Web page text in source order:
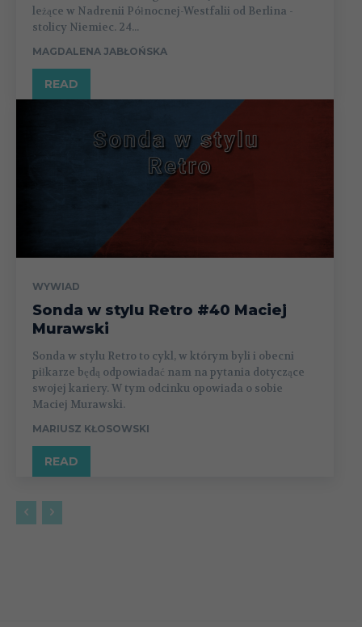
leżące w Nadrenii Północnej-Westfalii od Berlina -
stolicy Niemiec. 24...
MAGDALENA JABŁOŃSKA
READ
WYWIAD
Sonda w stylu Retro #40 Maciej
Murawski
Sonda w stylu Retro to cykl, w którym byli i obecni
piłkarze będą odpowiadać nam na pytania dotyczące
swojej kariery. W tym odcinku opowiada o sobie
Maciej Murawski.
MARIUSZ KŁOSOWSKI
READ